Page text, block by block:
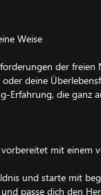
Weise
der
deine
Erfahrung, die ganz
mit einem
und starte mit
passe dich den